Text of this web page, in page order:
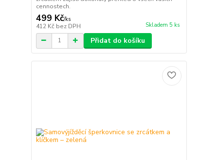
cennostech.
499 Kč/ks
412 Kč bez DPH Skladem 5 ks
Přidat do košíku